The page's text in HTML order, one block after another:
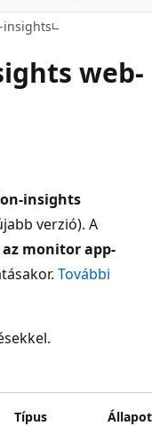
insights
web-
insights
verzió). A
az monitor app-
További
Típus Állapot